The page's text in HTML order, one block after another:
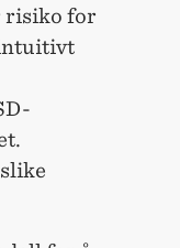
risiko for